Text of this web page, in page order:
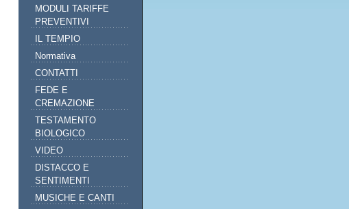
MODULI TARIFFE
PREVENTIVI
IL TEMPIO
Normativa
CONTATTI
FEDE E
CREMAZIONE
TESTAMENTO
BIOLOGICO
VIDEO
DISTACCO E
SENTIMENTI
MUSICHE E CANTI